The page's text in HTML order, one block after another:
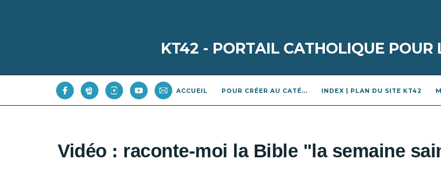
KT42 - PORTAIL CATHOLIQUE POUR
ACCUEIL POUR CRÉER AU CATÉ... INDEX | PLAN DU SITE KT42
Vidéo : raconte-moi la Bible "la semaine